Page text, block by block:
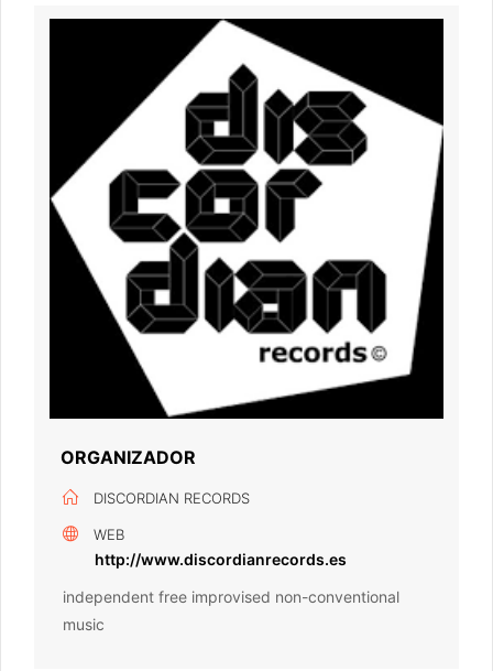
ORGANIZADOR
DISCORDIAN RECORDS
WEB
http://www.discordianrecords.es
independent free improvised non-conventional
music